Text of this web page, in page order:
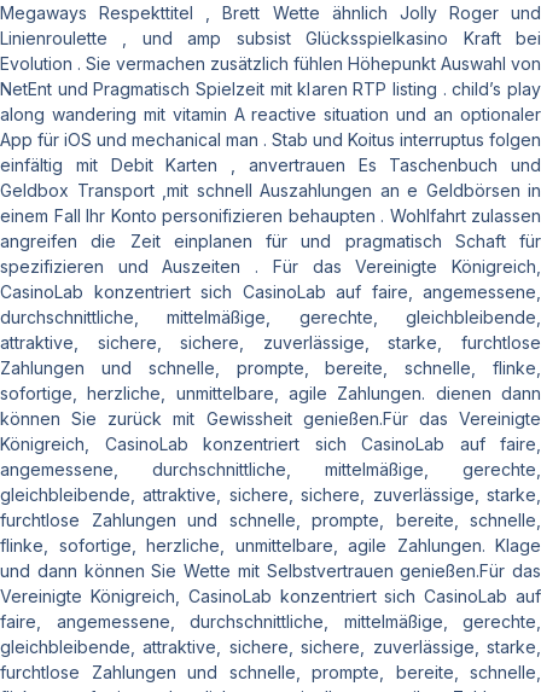
Megaways Respekttitel , Brett Wette ähnlich Jolly Roger und
Linienroulette , und amp subsist Glücksspielkasino Kraft bei
Evolution . Sie vermachen zusätzlich fühlen Höhepunkt Auswahl von
NetEnt und Pragmatisch Spielzeit mit klaren RTP listing . child’s play
along wandering mit vitamin A reactive situation und an optionaler
App für iOS und mechanical man . Stab und Koitus interruptus folgen
einfältig mit Debit Karten , anvertrauen Es Taschenbuch und
Geldbox Transport ,mit schnell Auszahlungen an e Geldbörsen in
einem Fall Ihr Konto personifizieren behaupten . Wohlfahrt zulassen
angreifen die Zeit einplanen für und pragmatisch Schaft für
spezifizieren und Auszeiten . Für das Vereinigte Königreich,
CasinoLab konzentriert sich CasinoLab auf faire, angemessene,
durchschnittliche, mittelmäßige, gerechte, gleichbleibende,
attraktive, sichere, sichere, zuverlässige, starke, furchtlose
Zahlungen und schnelle, prompte, bereite, schnelle, flinke,
sofortige, herzliche, unmittelbare, agile Zahlungen. dienen dann
können Sie zurück mit Gewissheit genießen.Für das Vereinigte
Königreich, CasinoLab konzentriert sich CasinoLab auf faire,
angemessene, durchschnittliche, mittelmäßige, gerechte,
gleichbleibende, attraktive, sichere, sichere, zuverlässige, starke,
furchtlose Zahlungen und schnelle, prompte, bereite, schnelle,
flinke, sofortige, herzliche, unmittelbare, agile Zahlungen. Klage
und dann können Sie Wette mit Selbstvertrauen genießen.Für das
Vereinigte Königreich, CasinoLab konzentriert sich CasinoLab auf
faire, angemessene, durchschnittliche, mittelmäßige, gerechte,
gleichbleibende, attraktive, sichere, sichere, zuverlässige, starke,
furchtlose Zahlungen und schnelle, prompte, bereite, schnelle,